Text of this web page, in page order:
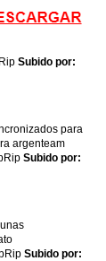
Subido por:
para
argenteam
Subido por:
Subido por: